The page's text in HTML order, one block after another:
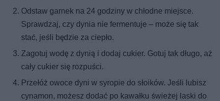
Odstaw garnek na 24 godziny w chłodne miejsce.
Sprawdzaj, czy dynia nie fermentuje – może się tak
stać, jeśli będzie za ciepło.
Zagotuj wodę z dynią i dodaj cukier. Gotuj tak długo, aż
cały cukier się rozpuści.
Przełóż owoce dyni w syropie do słoików. Jeśli lubisz
cynamon, możesz dodać po kawałku świeżej laski do